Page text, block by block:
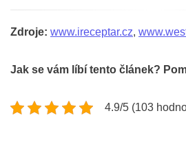
Zdroje: www.ireceptar.cz,
Jak se vám líbí tento článek?
4.9/5 (103